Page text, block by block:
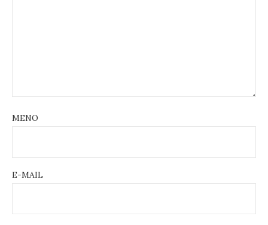
MENO
E-MAIL